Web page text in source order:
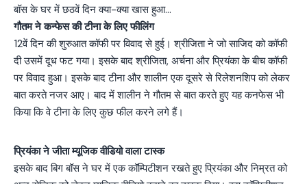
बॉस के घर में छठवें दिन क्या-क्या खास हुआ…
गौतम ने कन्फेस की टीना के लिए फीलिंग
12वें दिन की शुरुआत कॉफी पर विवाद से हुई। श्रीजिता ने जो साजिद को कॉफी
दी उसमें दूध फट गया। इसके बाद श्रीजिता, अर्चना और प्रियंका के बीच कॉफी
पर विवाद हुआ। इसके बाद टीना और शालीन एक दूसरे से रिलेशनशिप को लेकर
बात करते नजर आए। बाद में शालीन ने गौतम से बात करते हुए यह कनफेस भी
किया कि वे टीना के लिए कुछ फील करने लगे हैं।
प्रियंका ने जीता म्यूजिक वीडियो वाला टास्क
इसके बाद बिग बॉस ने घर में एक कॉम्पिटीशन रखते हुए प्रियंका और निम्रत को